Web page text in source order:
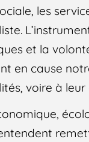
les
et la
en cause
voire à